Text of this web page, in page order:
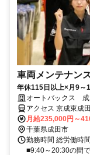
車両メンテナン
年休115日以上×月9～
ず幅広い車種に携わ
で、車好きを活かして
オートバックス 成
アクセス 京成東成
東口徒歩約13分、
月給235,000円～
千葉県成田市
勤務時間 総労働時
■9:40～20:30の間